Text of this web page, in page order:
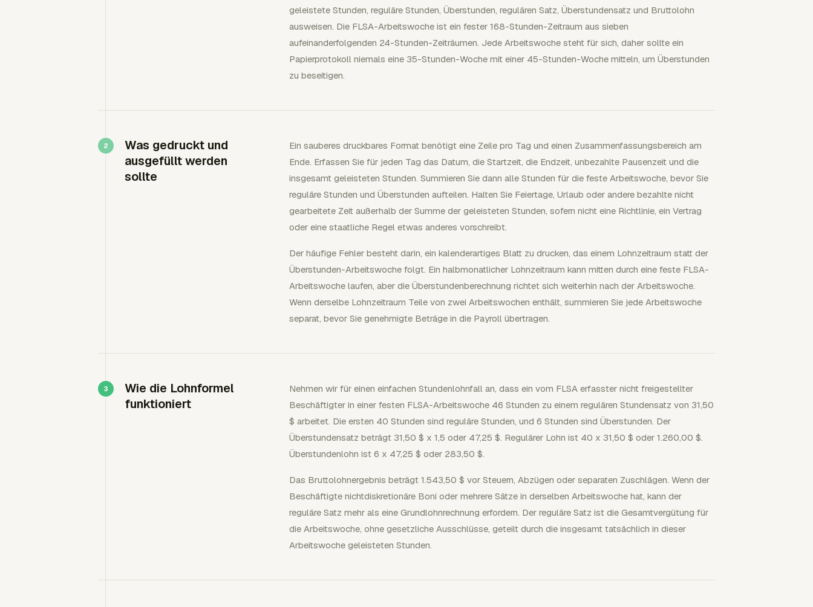
geleistete Stunden, reguläre Stunden, Überstunden, regulären Satz, Überstundensatz und Bruttolohn
ausweisen. Die FLSA-Arbeitswoche ist ein fester 168-Stunden-Zeitraum aus sieben
aufeinanderfolgenden 24-Stunden-Zeiträumen. Jede Arbeitswoche steht für sich, daher sollte ein
Papierprotokoll niemals eine 35-Stunden-Woche mit einer 45-Stunden-Woche mitteln, um Überstunden
zu beseitigen.
Was gedruckt und
ausgefüllt werden
sollte
Ein sauberes druckbares Format benötigt eine Zeile pro Tag und einen Zusammenfassungsbereich am
Ende. Erfassen Sie für jeden Tag das Datum, die Startzeit, die Endzeit, unbezahlte Pausenzeit und die
insgesamt geleisteten Stunden. Summieren Sie dann alle Stunden für die feste Arbeitswoche, bevor Sie
reguläre Stunden und Überstunden aufteilen. Halten Sie Feiertage, Urlaub oder andere bezahlte nicht
gearbeitete Zeit außerhalb der Summe der geleisteten Stunden, sofern nicht eine Richtlinie, ein Vertrag
oder eine staatliche Regel etwas anderes vorschreibt.
Der häufige Fehler besteht darin, ein kalenderartiges Blatt zu drucken, das einem Lohnzeitraum statt der
Überstunden-Arbeitswoche folgt. Ein halbmonatlicher Lohnzeitraum kann mitten durch eine feste FLSA-
Arbeitswoche laufen, aber die Überstundenberechnung richtet sich weiterhin nach der Arbeitswoche.
Wenn derselbe Lohnzeitraum Teile von zwei Arbeitswochen enthält, summieren Sie jede Arbeitswoche
separat, bevor Sie genehmigte Beträge in die Payroll übertragen.
Wie die Lohnformel
funktioniert
Nehmen wir für einen einfachen Stundenlohnfall an, dass ein vom FLSA erfasster nicht freigestellter
Beschäftigter in einer festen FLSA-Arbeitswoche 46 Stunden zu einem regulären Stundensatz von 31,50
$ arbeitet. Die ersten 40 Stunden sind reguläre Stunden, und 6 Stunden sind Überstunden. Der
Überstundensatz beträgt 31,50 $ x 1,5 oder 47,25 $. Regulärer Lohn ist 40 x 31,50 $ oder 1.260,00 $.
Überstundenlohn ist 6 x 47,25 $ oder 283,50 $.
Das Bruttolohnergebnis beträgt 1.543,50 $ vor Steuern, Abzügen oder separaten Zuschlägen. Wenn der
Beschäftigte nichtdiskretionäre Boni oder mehrere Sätze in derselben Arbeitswoche hat, kann der
reguläre Satz mehr als eine Grundlohnrechnung erfordern. Der reguläre Satz ist die Gesamtvergütung für
die Arbeitswoche, ohne gesetzliche Ausschlüsse, geteilt durch die insgesamt tatsächlich in dieser
Arbeitswoche geleisteten Stunden.